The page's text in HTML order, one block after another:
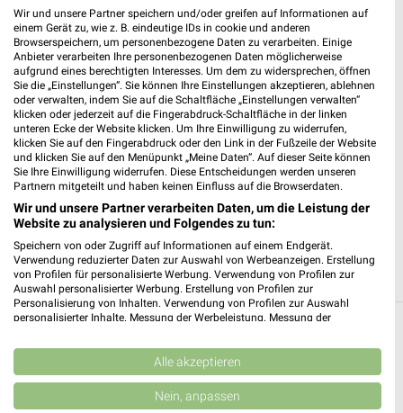
Netto Delitzsch
Dübener Straße 121a
04509 Delitzsch
Heute 07:00 - 20:00 Uhr | Geöffnet
131,25 km • Angebote: 2 Prospekte
PENNY Bitterfeld
06749 Bitterfeld
Heute 07:00 - 20:00 Uhr | Geöffnet
123,14 km • Angebote: 1 Prospekt
Wir und unsere Partner speichern und/oder greifen auf Informationen auf
einem Gerät zu, wie z. B. eindeutige IDs in cookie und anderen
Browserspeichern, um personenbezogene Daten zu verarbeiten. Einige
Anbieter verarbeiten Ihre personenbezogenen Daten möglicherweise
aufgrund eines berechtigten Interesses. Um dem zu widersprechen, öffnen
Sie die „Einstellungen“. Sie können Ihre Einstellungen akzeptieren, ablehnen
oder verwalten, indem Sie auf die Schaltfläche „Einstellungen verwalten“
klicken oder jederzeit auf die Fingerabdruck-Schaltfläche in der linken
unteren Ecke der Website klicken. Um Ihre Einwilligung zu widerrufen,
klicken Sie auf den Fingerabdruck oder den Link in der Fußzeile der Website
und klicken Sie auf den Menüpunkt „Meine Daten“. Auf dieser Seite können
Sie Ihre Einwilligung widerrufen. Diese Entscheidungen werden unseren
Partnern mitgeteilt und haben keinen Einfluss auf die Browserdaten.
Wir und unsere Partner verarbeiten Daten, um die Leistung der
Website zu analysieren und Folgendes zu tun:
Speichern von oder Zugriff auf Informationen auf einem Endgerät.
Verwendung reduzierter Daten zur Auswahl von Werbeanzeigen. Erstellung
von Profilen für personalisierte Werbung. Verwendung von Profilen zur
Auswahl personalisierter Werbung. Erstellung von Profilen zur
Personalisierung von Inhalten. Verwendung von Profilen zur Auswahl
personalisierter Inhalte. Messung der Werbeleistung. Messung der
Kombinationen von Daten aus verschiedenen Quellen. Entwicklung und
Verbesserung der Angebote. Verwendung reduzierter Daten zur Auswahl
von Inhalten.
Daten können außerhalb der Europäischen Union weitergegeben und in die
USA gesendet werden.
Alle akzeptieren
Nein, anpassen